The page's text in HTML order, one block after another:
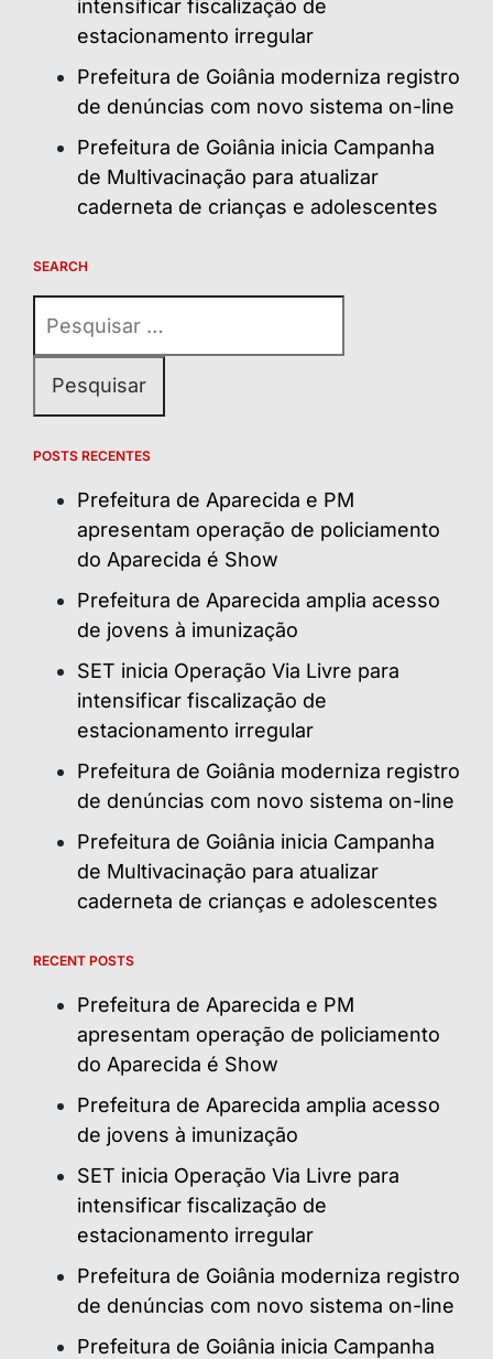
intensificar fiscalização de
estacionamento irregular
Prefeitura de Goiânia moderniza registro
de denúncias com novo sistema on-line
Prefeitura de Goiânia inicia Campanha
de Multivacinação para atualizar
caderneta de crianças e adolescentes
SEARCH
por:
POSTS RECENTES
Prefeitura de Aparecida e PM
apresentam operação de policiamento
do Aparecida é Show
Prefeitura de Aparecida amplia acesso
de jovens à imunização
SET inicia Operação Via Livre para
intensificar fiscalização de
estacionamento irregular
Prefeitura de Goiânia moderniza registro
de denúncias com novo sistema on-line
Prefeitura de Goiânia inicia Campanha
de Multivacinação para atualizar
caderneta de crianças e adolescentes
RECENT POSTS
Prefeitura de Aparecida e PM
apresentam operação de policiamento
do Aparecida é Show
Prefeitura de Aparecida amplia acesso
de jovens à imunização
SET inicia Operação Via Livre para
intensificar fiscalização de
estacionamento irregular
Prefeitura de Goiânia moderniza registro
de denúncias com novo sistema on-line
Prefeitura de Goiânia inicia Campanha